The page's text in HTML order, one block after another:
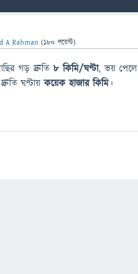
A Rahman (180 পয়েন্ট)
গড় দ্রুতি৮ কিমি/ঘণ্টা, ভয় পেলে
ঘণ্টায়কয়েক হাজার কিমি।